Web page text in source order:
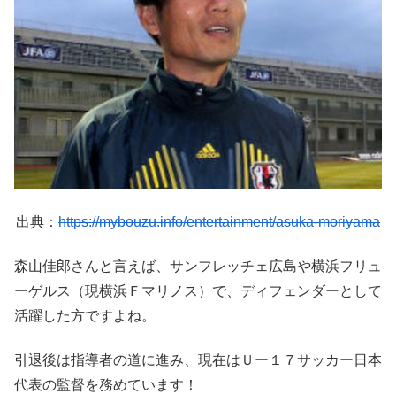
出典： https://mybouzu.info/entertainment/asuka-moriyama
森山佳郎さんと言えば、サンフレッチェ広島や横浜フリュ
ーゲルス（現横浜Ｆマリノス）で、ディフェンダーとして
活躍した方ですよね。
引退後は指導者の道に進み、現在はＵー１７サッカー日本
代表の監督を務めています！